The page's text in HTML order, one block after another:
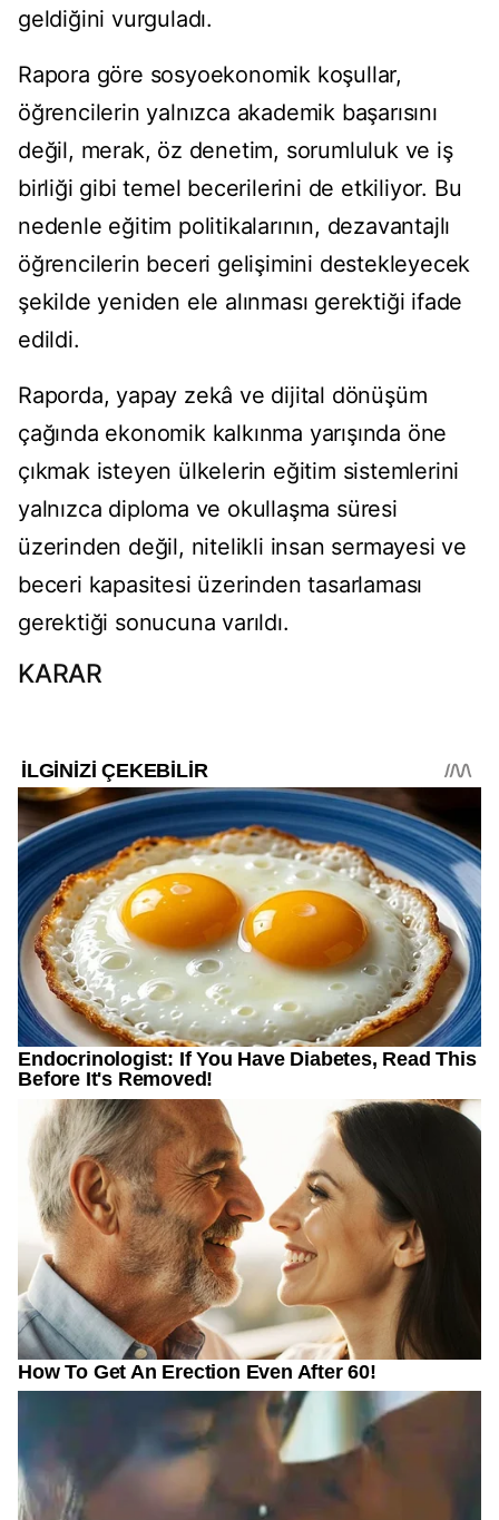
geldiğini vurguladı.
Rapora göre sosyoekonomik koşullar,
öğrencilerin yalnızca akademik başarısını
değil, merak, öz denetim, sorumluluk ve iş
birliği gibi temel becerilerini de etkiliyor. Bu
nedenle eğitim politikalarının, dezavantajlı
öğrencilerin beceri gelişimini destekleyecek
şekilde yeniden ele alınması gerektiği ifade
edildi.
Raporda, yapay zekâ ve dijital dönüşüm
çağında ekonomik kalkınma yarışında öne
çıkmak isteyen ülkelerin eğitim sistemlerini
yalnızca diploma ve okullaşma süresi
üzerinden değil, nitelikli insan sermayesi ve
beceri kapasitesi üzerinden tasarlaması
gerektiği sonucuna varıldı.
KARAR